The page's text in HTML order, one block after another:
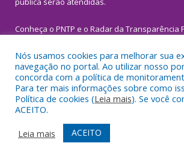
Conheça o PNTP e o Radar da Transparência
Todos os direitos reservados a
Inhangapi.
Mapa do Site
Acessar Área Administrativa
Acessar Webmail
Nós usamos cookies para melhorar sua
navegação no portal. Ao utilizar nosso
concorda com a política de
Para ter mais informações sobre como
Política de cookies (Leia mais). Se você
ACEITO.
Leia mais
ACEITO